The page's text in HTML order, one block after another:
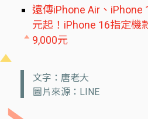
遠傳iPhone Air、iPhone
元起！iPhone 16指定機
9,000元
文字：唐老大
圖片來源：LINE